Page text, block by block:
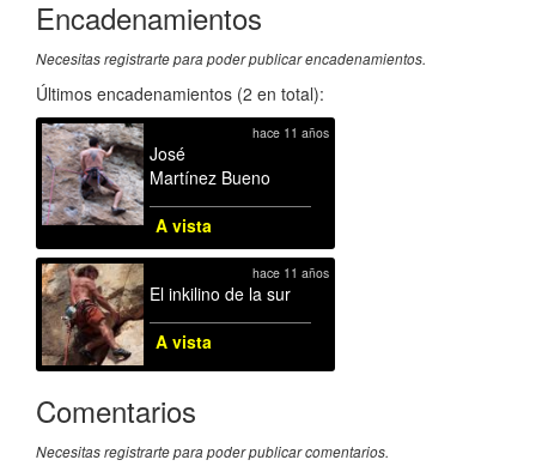
Encadenamientos
Necesitas registrarte para poder publicar encadenamientos.
Últimos encadenamientos (2 en total):
hace 11 años
José
Martínez Bueno
A vista
hace 11 años
El inkilino de la sur
A vista
Comentarios
Necesitas registrarte para poder publicar comentarios.